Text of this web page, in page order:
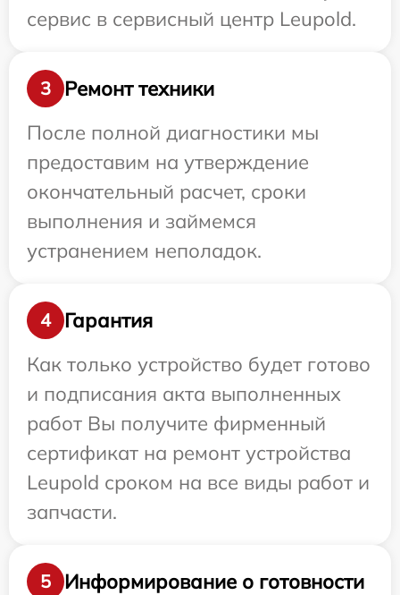
сервис в сервисный центр Leupold.
3
Ремонт техники
После полной диагностики мы
предоставим на утверждение
окончательный расчет, сроки
выполнения и займемся
устранением неполадок.
4
Гарантия
Как только устройство будет готово
и подписания акта выполненных
работ Вы получите фирменный
сертификат на ремонт устройства
Leupold сроком на все виды работ и
запчасти.
5
Информирование о готовности